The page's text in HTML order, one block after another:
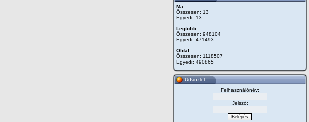
Ma
Összesen: 13
Egyedi: 13
Legtöbb
Összesen: 948104
Egyedi: 471493
Oldal ...
Összesen: 1118507
Egyedi: 490865
Üdvözlet
Felhasználónév:
Jelszó: